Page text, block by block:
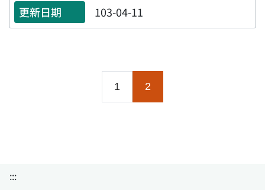
103-04-11
1 2
:::